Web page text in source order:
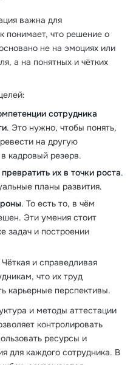
важна для
понимает, что решение о
не на эмоциях или
а на понятных и чётких
сотрудника
. Это нужно, чтобы понять,
на другую
кадровый резерв.
их в точки роста.
планы развития.
. То есть то, в чём
Эти умения стоит
задач и построении
Чёткая и справедливая
что их труд
карьерные перспективы.
и методы аттестации
контролировать
ресурсы и
для каждого сотрудника. В